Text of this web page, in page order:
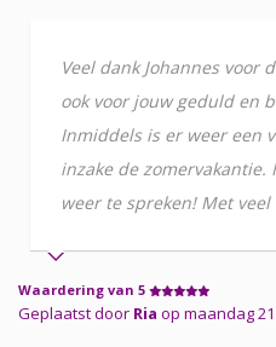
Veel dank Johannes voor
ook voor jouw geduld en
Inmiddels is er weer een
inzake de
weer te spreken! Met
Waardering van 5
Geplaatst door Ria op maandag